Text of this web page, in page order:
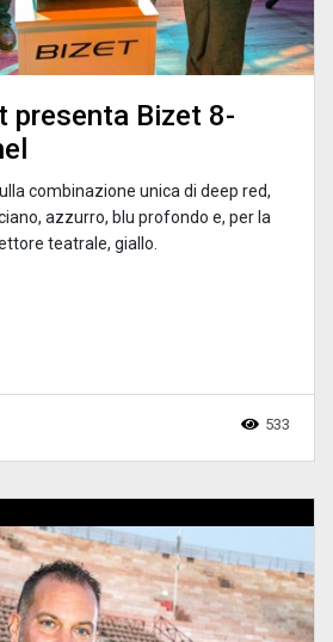
presenta Bizet 8-
combinazione unica di deep red,
azzurro, blu profondo e, per la
teatrale, giallo.
533